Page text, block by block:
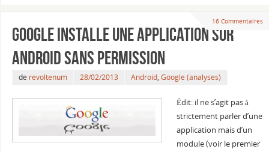
16 Commentaires
Google installe une application sur
Android sans permission
de revoltenum 28/02/2013 Android, Google (analyses)
Édit: il ne s’agit pas à
strictement parler d’une
application mais d’un
module (voir le premier